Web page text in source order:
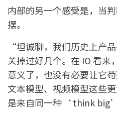
内部的另一个感受是，当
摆。
“坦诚聊，我们历史上产
关掉过好几个。在 IO 看来
意义了，也没有必要让它
文本模型、视频模型这些
是来自同一种‘ think